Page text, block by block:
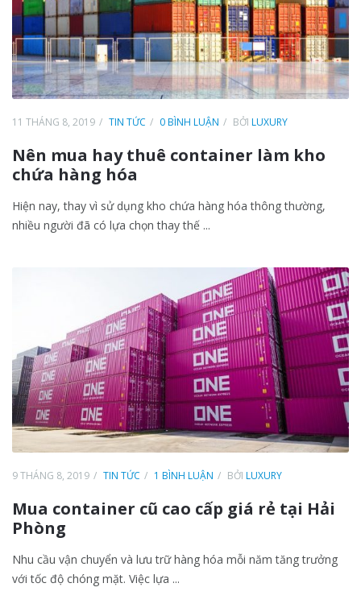
11 THÁNG 8, 2019 TIN TỨC 0 BÌNH LUẬN BỞI LUXURY
Nên mua hay thuê container làm kho
chứa hàng hóa
Hiện nay, thay vì sử dụng kho chứa hàng hóa thông thường,
nhiều người đã có lựa chọn thay thế ...
9 THÁNG 8, 2019 TIN TỨC 1 BÌNH LUẬN BỞI LUXURY
Mua container cũ cao cấp giá rẻ tại Hải
Phòng
Nhu cầu vận chuyển và lưu trữ hàng hóa mỗi năm tăng trưởng
với tốc độ chóng mặt. Việc lựa ...